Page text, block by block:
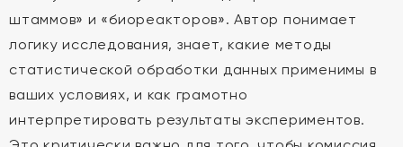
штаммов» и «биореакторов». Автор понимает
логику исследования, знает, какие методы
статистической обработки данных применимы в
ваших условиях, и как грамотно
интерпретировать результаты экспериментов.